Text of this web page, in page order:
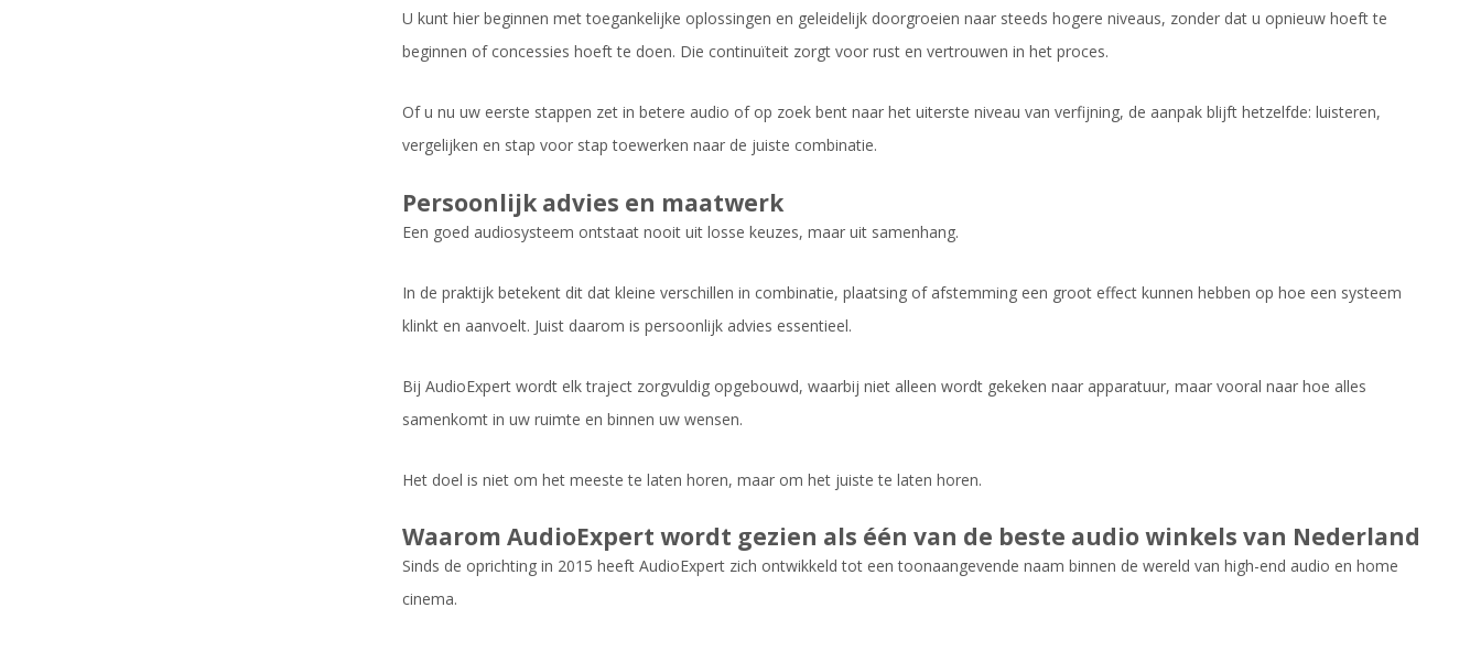
U kunt hier beginnen met toegankelijke oplossingen en geleidelijk doorgroeien naar steeds hogere niveaus, zonder dat u opnieuw hoeft te
beginnen of concessies hoeft te doen. Die continuïteit zorgt voor rust en vertrouwen in het proces.
Of u nu uw eerste stappen zet in betere audio of op zoek bent naar het uiterste niveau van verfijning, de aanpak blijft hetzelfde: luisteren,
vergelijken en stap voor stap toewerken naar de juiste combinatie.
Persoonlijk advies en maatwerk
Een goed audiosysteem ontstaat nooit uit losse keuzes, maar uit samenhang.
In de praktijk betekent dit dat kleine verschillen in combinatie, plaatsing of afstemming een groot effect kunnen hebben op hoe een systeem
klinkt en aanvoelt. Juist daarom is persoonlijk advies essentieel.
Bij AudioExpert wordt elk traject zorgvuldig opgebouwd, waarbij niet alleen wordt gekeken naar apparatuur, maar vooral naar hoe alles
samenkomt in uw ruimte en binnen uw wensen.
Het doel is niet om het meeste te laten horen, maar om het juiste te laten horen.
Waarom AudioExpert wordt gezien als één van de beste audio winkels van Nederland
Sinds de oprichting in 2015 heeft AudioExpert zich ontwikkeld tot een toonaangevende naam binnen de wereld van high-end audio en home
cinema.